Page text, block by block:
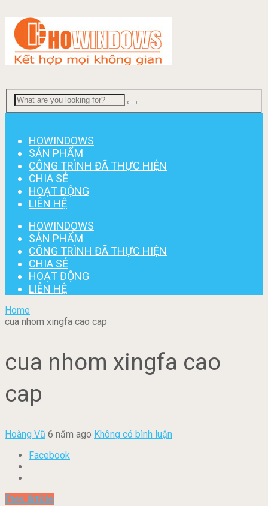
HOWINDOWS
SẢN PHẨM
CÔNG TRÌNH ĐÃ THỰC HIỆN
CHIA SẺ
HOẠT ĐỘNG
LIÊN HỆ
HOWINDOWS
SẢN PHẨM
CÔNG TRÌNH ĐÃ THỰC HIỆN
CHIA SẺ
HOẠT ĐỘNG
LIÊN HỆ
Home
cua nhom xingfa cao cap
cua nhom xingfa cao
cap
Hoàng Vũ 6 năm ago Không có bình luận
Facebook
Prev Article